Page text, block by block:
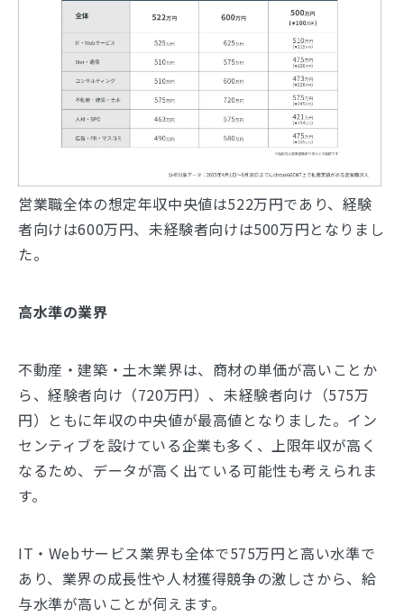
営業職全体の想定年収中央値は522万円であり、経験
者向けは600万円、未経験者向けは500万円となりまし
た。
高水準の業界
不動産・建築・土木業界は、商材の単価が高いことか
ら、経験者向け（720万円）、未経験者向け（575万
円）ともに年収の中央値が最高値となりました。イン
センティブを設けている企業も多く、上限年収が高く
なるため、データが高く出ている可能性も考えられま
す。
IT・Webサービス業界も全体で575万円と高い水準で
あり、業界の成長性や人材獲得競争の激しさから、給
与水準が高いことが伺えます。